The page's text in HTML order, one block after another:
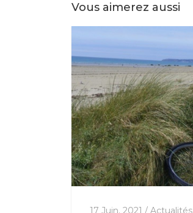
Vous aimerez aussi
17 Juin. 2021 / Actualités